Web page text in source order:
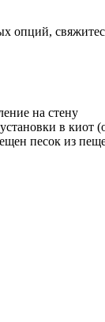
опций,
на стену
в киот
песок из